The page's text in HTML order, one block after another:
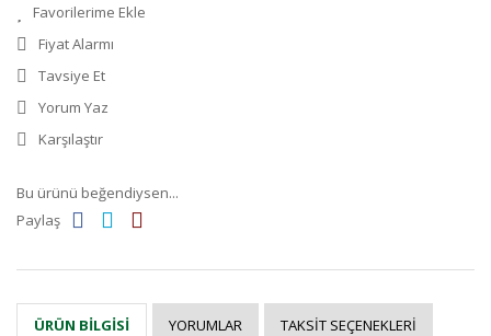
Fiyat Alarmı
Tavsiye Et
Yorum Yaz
Karşılaştır
Bu ürünü beğendiysen...
Paylaş
ÜRÜN BILGISI YORUMLAR TAKSIT SEÇENEKLERI